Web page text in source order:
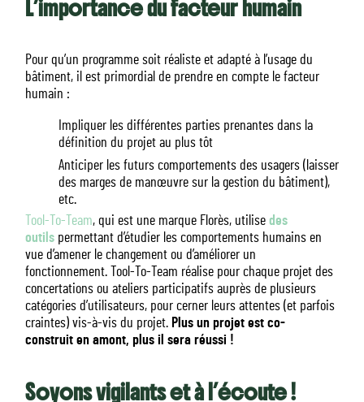
L’importance du facteur humain
Pour qu’un programme soit réaliste et adapté à l’usage du
bâtiment, il est primordial de prendre en compte le facteur
humain :
Impliquer les différentes parties prenantes dans la
définition du projet au plus tôt
Anticiper les futurs comportements des usagers (laisser
des marges de manœuvre sur la gestion du bâtiment),
etc.
Tool-To-Team, qui est une marque Florès, utilisedes
outils permettant d’étudier les comportements humains en
vue d’amener le changement ou d’améliorer un
fonctionnement. Tool-To-Team réalise pour chaque projet des
concertations ou ateliers participatifs auprès de plusieurs
catégories d’utilisateurs, pour cerner leurs attentes (et parfois
craintes) vis-à-vis du projet. Plus un projet est co-
construit en amont, plus il sera réussi !
Soyons vigilants et à l’écoute !